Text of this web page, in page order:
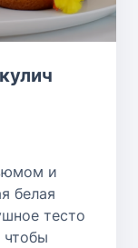
и
белая
тесто
чтобы